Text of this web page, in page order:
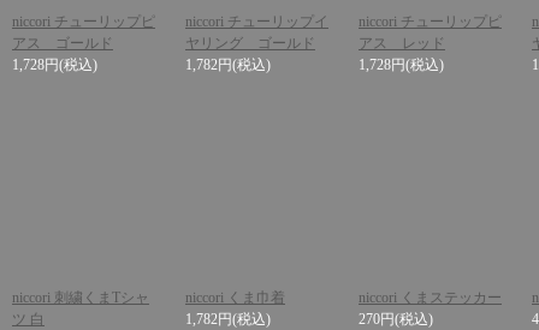
niccori チューリップピ
アス ゴールド
1,728円(税込)
niccori チューリップイ
ヤリング ゴールド
1,782円(税込)
niccori チューリップピ
アス レッド
1,728円(税込)
niccori 刺繍くまTシャ
ツ 白
niccori くま巾着
1,782円(税込)
niccori くまステッカー
270円(税込)